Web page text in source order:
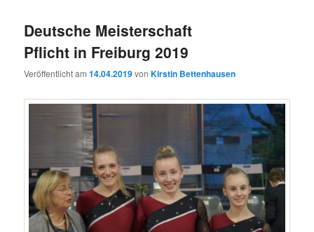
Deutsche Meisterschaft
Pflicht in Freiburg 2019
Veröffentlicht am14.04.2019vonKirstin Bettenhausen